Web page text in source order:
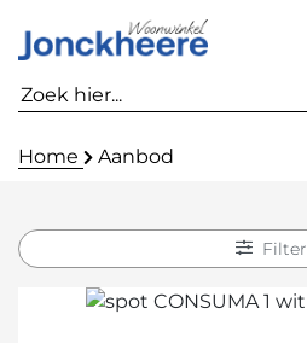
Home Aanbod
Filter